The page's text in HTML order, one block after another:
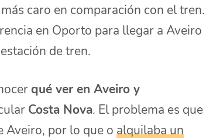
caro en comparación con el tren.
en Oporto para llegar a Aveiro
de tren.
qué ver en Aveiro y
Costa Nova. El problema es que
Aveiro, por lo que oalquilaba un